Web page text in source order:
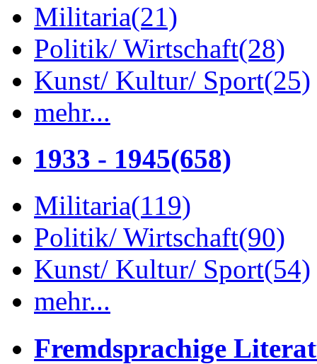
Militaria(21)
Politik/ Wirtschaft(28)
Kunst/ Kultur/ Sport(25)
mehr...
1933 - 1945(658)
Militaria(119)
Politik/ Wirtschaft(90)
Kunst/ Kultur/ Sport(54)
mehr...
Fremdsprachige